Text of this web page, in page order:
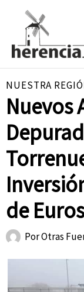
contenido
NUESTRA
Nuevos
de Euros
PorOtras